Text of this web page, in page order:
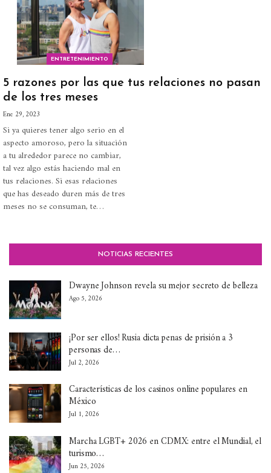
ENTRETENIMIENTO
5 razones por las que tus relaciones no pasan
de los tres meses
Ene 29, 2023
Si ya quieres tener algo serio en el
aspecto amoroso, pero la situación
a tu alrededor parece no cambiar,
tal vez algo estás haciendo mal en
tus relaciones. Si esas relaciones
que has deseado duren más de tres
meses no se consuman, te…
NOTICIAS RECIENTES
Dwayne Johnson revela su mejor secreto de belleza
Ago 5, 2026
¡Por ser ellos! Rusia dicta penas de prisión a 3
personas de…
Jul 2, 2026
Características de los casinos online populares en
México
Jul 1, 2026
Marcha LGBT+ 2026 en CDMX: entre el Mundial, el
turismo…
Jun 25, 2026